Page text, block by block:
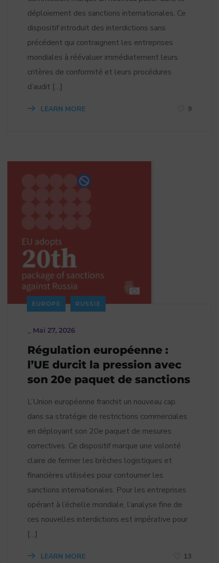
déploiement des sanctions internationales. Ce
dispositif introduit des interdictions sans
précédent qui contraignent les entreprises
mondiales à réévaluer immédiatement leurs
critères de conformité et leurs procédures
d’audit […]
LEARN MORE 9
EUROPE RUSSIE
Mai 27, 2026
Régulation européenne :
l’UE durcit la pression avec
son 20e paquet de sanctions
L’Union européenne franchit un nouveau cap
dans sa stratégie de restrictions commerciales
en déployant son 20e paquet de mesures
correctives. Ce dispositif marque une volonté
claire de fermer les brèches logistiques et
financières utilisées pour contourner les
sanctions internationales. Pour les entreprises
opérant à l’échelle mondiale, l’analyse fine de
ces nouvelles interdictions est impérative pour
[…]
LEARN MORE 13